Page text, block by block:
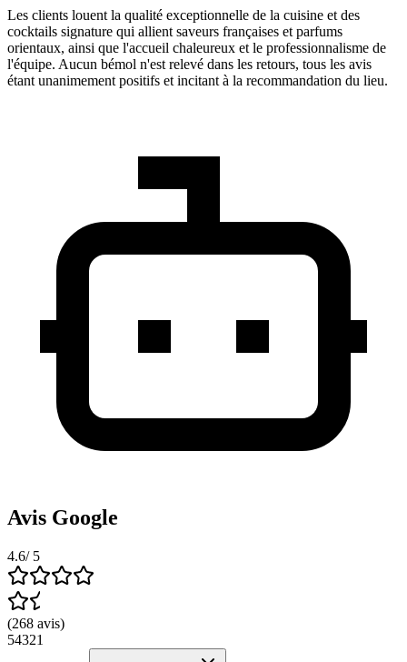
Les clients louent la qualité exceptionnelle de la cuisine et des
cocktails signature qui allient saveurs françaises et parfums
orientaux, ainsi que l'accueil chaleureux et le professionnalisme de
l'équipe. Aucun bémol n'est relevé dans les retours, tous les avis
étant unanimement positifs et incitant à la recommandation du lieu.
Avis Google
4.6/ 5
(268 avis)
54321